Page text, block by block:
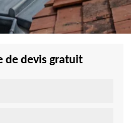
de devis gratuit